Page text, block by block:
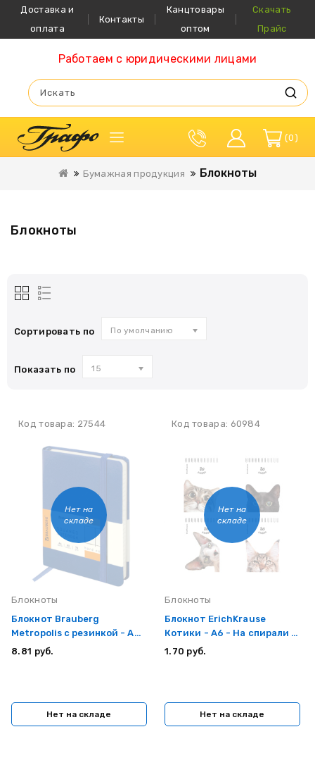
Доставка и
оплата
Контакты
Канцтовары
оптом
Скачать
Прайс
Работаем с юридическими лицами
0
Бумажная продукция Блокноты
Блокноты
Сортировать по По умолчанию
Показать по 15
Код товара: 27544
Нет на
складе
Блокноты
Блокнот Brauberg
Metropolis с резинкой - А6
- 80 листов
8.81 руб.
Нет на складе
Код товара: 60984
Нет на
складе
Блокноты
Блокнот ErichKrause
Котики - А6 - На спирали -
80 листов
1.70 руб.
Нет на складе